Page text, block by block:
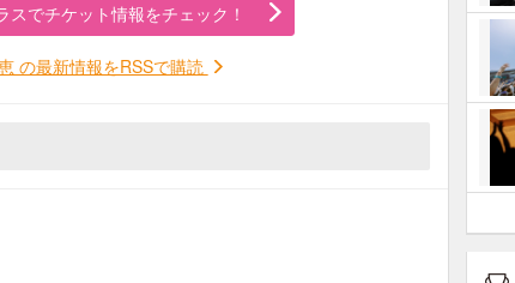
スでチケット情報をチェック！
の最新情報をRSSで購読